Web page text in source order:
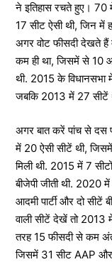
ने इतिहास रचते हुए। 70
17 सीट ऐसी थी, जिन में
अगर वोट फीसदी देखते हैं
कम ही था, जिसमें से 10
थी. 2015 के विधानसभा
जबकि 2013 में 27 सीटें
अगर बात करें पांच से दस
में 20 ऐसी सीटें थी,
मिली थी. 2015 में 7
बीजेपी जीती थी. 2020
आदमी पार्टी और दो सीटें
वाली सीटें देखें तो
तरह 15 फीसदी से कम
जिसमें 31 सीट AAP और